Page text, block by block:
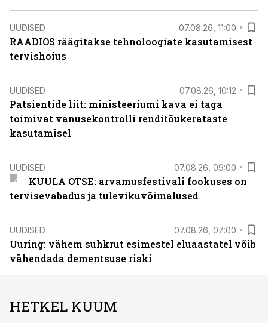
UUDISED 07.08.26, 11:00
RAADIOS räägitakse tehnoloogiate kasutamisest
tervishoius
UUDISED 07.08.26, 10:12
Patsientide liit: ministeeriumi kava ei taga
toimivat vanusekontrolli renditõukerataste
kasutamisel
UUDISED 07.08.26, 09:00
KUULA OTSE: arvamusfestivali fookuses on
tervisevabadus ja tulevikuvõimalused
UUDISED 07.08.26, 07:00
Uuring: vähem suhkrut esimestel eluaastatel võib
vähendada dementsuse riski
HETKEL KUUM